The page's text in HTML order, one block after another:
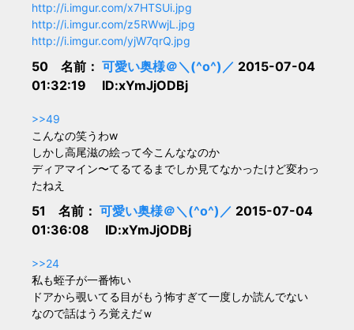
http://i.imgur.com/x7HTSUi.jpg
http://i.imgur.com/z5RWwjL.jpg
http://i.imgur.com/yjW7qrQ.jpg
50 名前： 可愛い奥様＠＼(^o^)／ 2015-07-04
01:32:19 ID:xYmJjODBj
>>49
こんなの笑うわw
しかし高尾滋の絵って今こんななのか
ディアマイン〜てるてるまでしか見てなかったけど変わっ
たねえ
51 名前： 可愛い奥様＠＼(^o^)／ 2015-07-04
01:36:08 ID:xYmJjODBj
>>24
私も蛭子が一番怖い
ドアから覗いてる目がもう怖すぎて一度しか読んでない
なので話はうろ覚えだｗ